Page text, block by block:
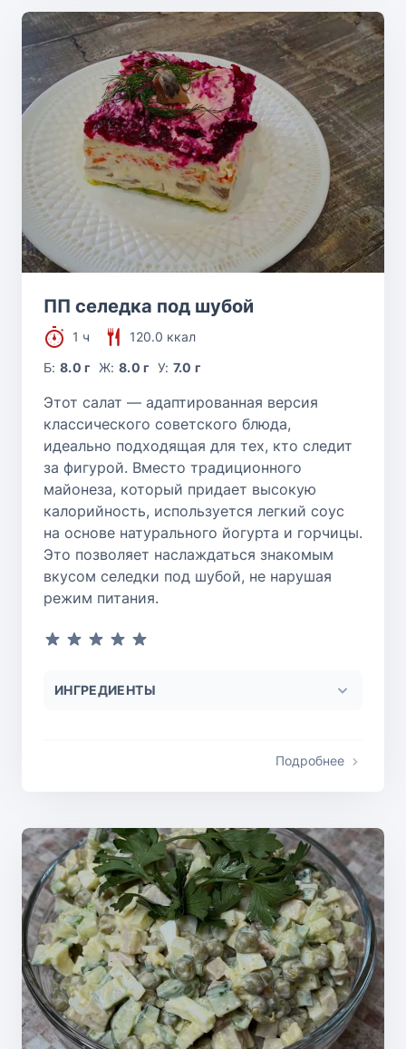
ПП селедка под шубой
1 ч
120.0 ккал
Б:8.0 г Ж: 8.0 г У: 7.0 г
Этот салат — адаптированная версия
классического советского блюда,
идеально подходящая для тех, кто следит
за фигурой. Вместо традиционного
майонеза, который придает высокую
калорийность, используется легкий соус
на основе натурального йогурта и горчицы.
Это позволяет наслаждаться знакомым
вкусом селедки под шубой, не нарушая
режим питания.
ИНГРЕДИЕНТЫ
Подробнее